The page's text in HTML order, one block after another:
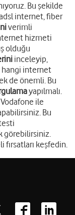
Bu şekilde
internet, fiber
verimli
hizmeti
olduğu
inceleyip,
hangi internet
de önemli. Bu
yapılmalı.
ile
Bu
görebilirsiniz.
fırsatları keşfedin.